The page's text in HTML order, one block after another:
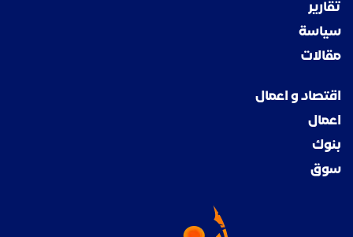
تقارير
سياسة
مقالات
اقتصاد و اعمال
اعمال
بنوك
سوق